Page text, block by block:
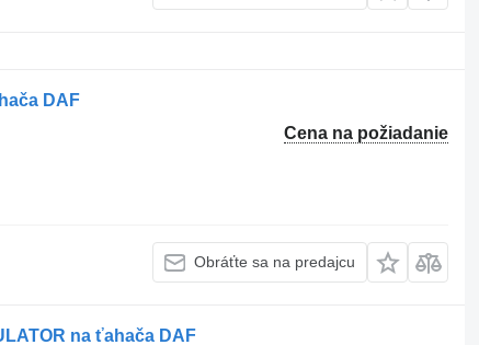
DAF
Cena na požiadanie
Obráťte sa na predajcu
na ťahača DAF